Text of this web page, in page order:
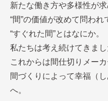
新たな働き方や多様性が
“間”の価値が改めて問われ
“すぐれた間”とはなにか。
私たちは考え続けてきまし
これからは間仕切りメー
間づくりによって幸福（
へ。